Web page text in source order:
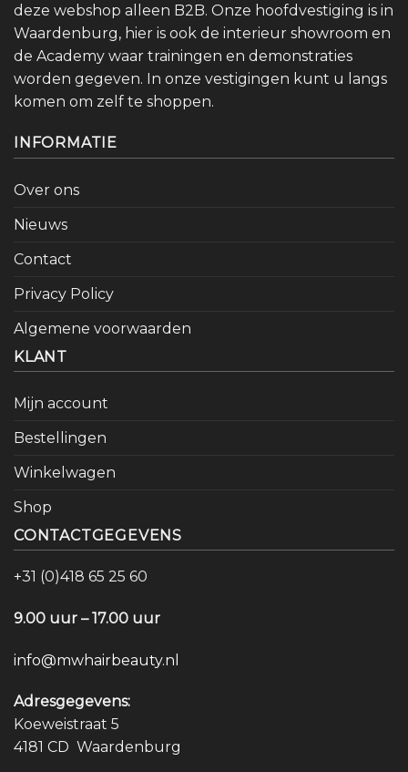
deze webshop alleen B2B. Onze hoofdvestiging is in
Waardenburg, hier is ook de interieur showroom en
de Academy waar trainingen en demonstraties
worden gegeven. In onze vestigingen kunt u langs
komen om zelf te shoppen.
INFORMATIE
Over ons
Nieuws
Contact
Privacy Policy
Algemene voorwaarden
KLANT
Mijn account
Bestellingen
Winkelwagen
Shop
CONTACTGEGEVENS
+31 (0)418 65 25 60
9.00 uur – 17.00 uur
info@mwhairbeauty.nl
Adresgegevens:
Koeweistraat 5
4181 CD Waardenburg